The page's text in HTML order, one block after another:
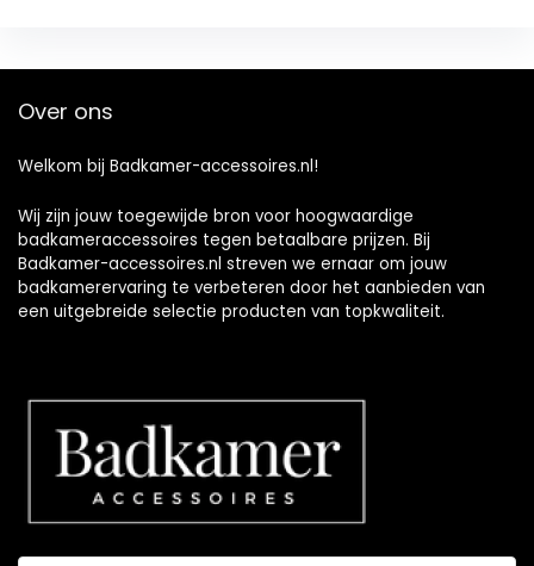
Over ons
Welkom bij Badkamer-accessoires.nl!
Wij zijn jouw toegewijde bron voor hoogwaardige
badkameraccessoires tegen betaalbare prijzen. Bij
Badkamer-accessoires.nl streven we ernaar om jouw
badkamerervaring te verbeteren door het aanbieden van
een uitgebreide selectie producten van topkwaliteit.